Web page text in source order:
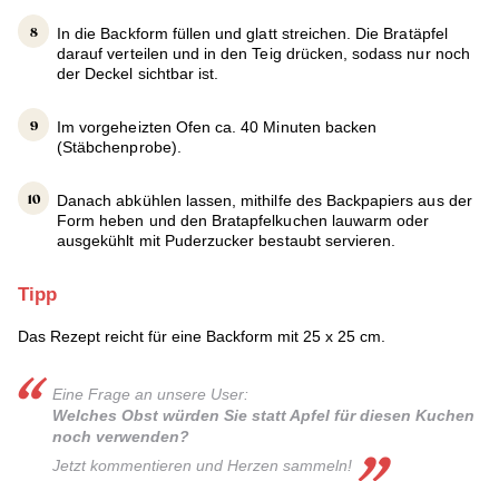
In die Backform füllen und glatt streichen. Die Bratäpfel
darauf verteilen und in den Teig drücken, sodass nur noch
der Deckel sichtbar ist.
Im vorgeheizten Ofen ca. 40 Minuten backen
(Stäbchenprobe).
Danach abkühlen lassen, mithilfe des Backpapiers aus der
Form heben und den Bratapfelkuchen lauwarm oder
ausgekühlt mit Puderzucker bestaubt servieren.
Tipp
Das Rezept reicht für eine Backform mit 25 x 25 cm.
Eine Frage an unsere User:
Welches Obst würden Sie statt Apfel für diesen Kuchen
noch verwenden?
Jetzt kommentieren und Herzen sammeln!